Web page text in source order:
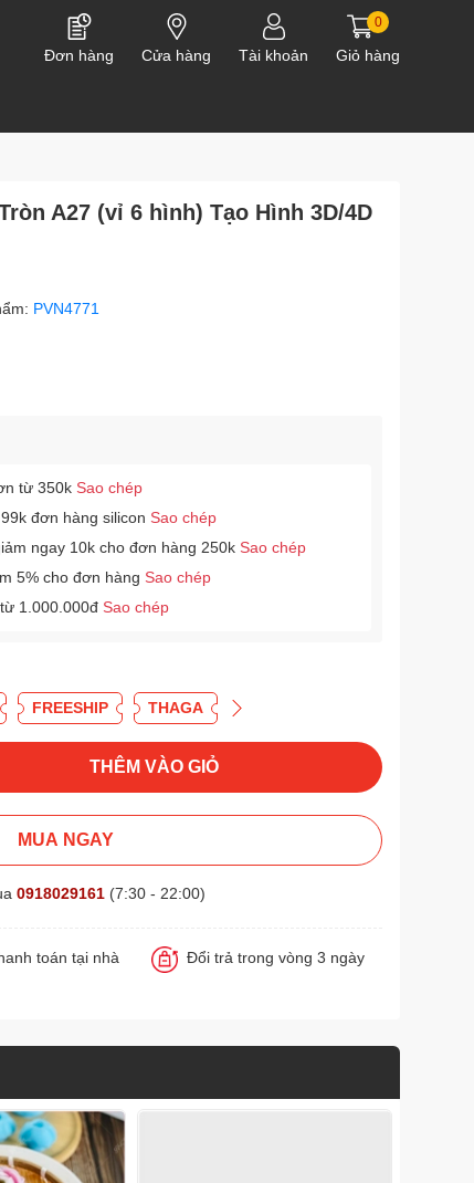
Đơn hàng Cửa hàng Tài khoản
0
Giỏ hàng
A27 (vỉ 6 hình) Tạo Hình 3D/4D
PVN4771
từ 350k Sao chép
đơn hàng silicon Sao chép
ngay 10k cho đơn hàng 250k Sao chép
5% cho đơn hàng Sao chép
1.000.000đ Sao chép
FREESHIP THAGA
THÊM VÀO GIỎ
MUA NGAY
0918029161 (7:30 - 22:00)
toán tại nhà Đổi trả trong vòng 3 ngày